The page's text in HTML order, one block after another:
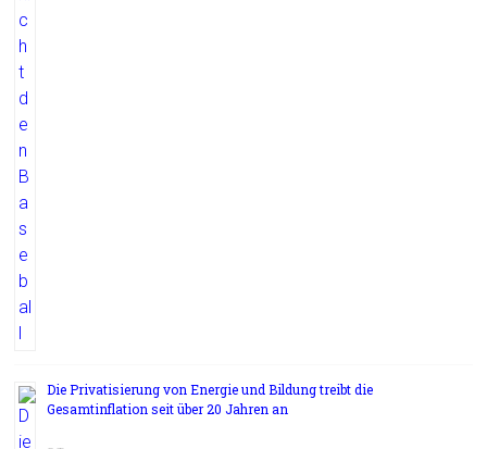
Die Privatisierung von Energie und Bildung treibt die
Gesamtinflation seit über 20 Jahren an